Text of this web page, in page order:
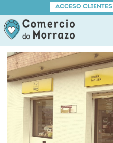
ACCESO CLIENTES